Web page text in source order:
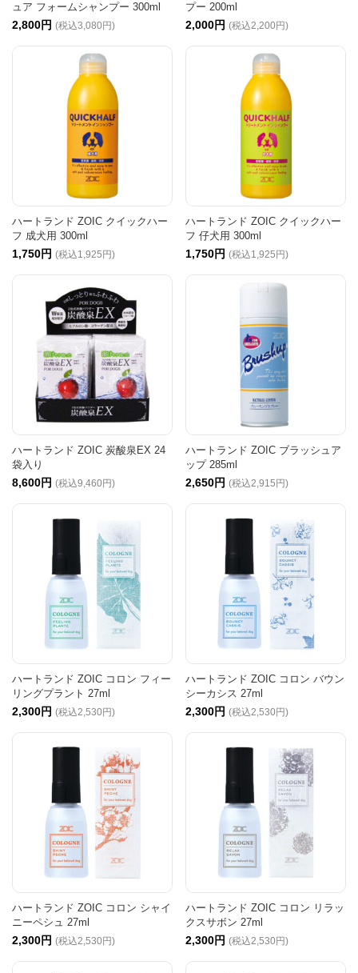
ュア フォームシャンプー 300ml
2,800円 (税込3,080円)
プー 200ml
2,000円 (税込2,200円)
ハートランド ZOIC クイックハー
フ 成犬用 300ml
1,750円 (税込1,925円)
ハートランド ZOIC クイックハー
フ 仔犬用 300ml
1,750円 (税込1,925円)
ハートランド ZOIC 炭酸泉EX 24
袋入り
8,600円 (税込9,460円)
ハートランド ZOIC ブラッシュア
ップ 285ml
2,650円 (税込2,915円)
ハートランド ZOIC コロン フィー
リングプラント 27ml
2,300円 (税込2,530円)
ハートランド ZOIC コロン バウン
シーカシス 27ml
2,300円 (税込2,530円)
ハートランド ZOIC コロン シャイ
ニーペシュ 27ml
2,300円 (税込2,530円)
ハートランド ZOIC コロン リラッ
クスサボン 27ml
2,300円 (税込2,530円)